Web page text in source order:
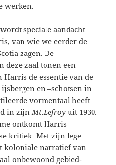
werken.
speciale aandacht
van wie we eerder de
zagen. De
deze zaal tonen een
de essentie van de
en –schotsen in
vormentaal heeft
in zijnMt.Lefroy uit 1930.
ontkomt Harris
kritiek. Met zijn lege
koloniale narratief van
onbewoond gebied-